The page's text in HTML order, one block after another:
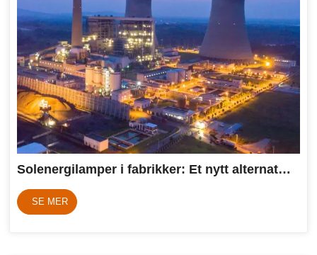
Solenergilamper i fabrikker: Et nytt alternativ for å belyse bærekraftig produksjon
SE MER